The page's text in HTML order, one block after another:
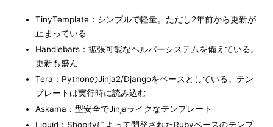
TinyTemplate：シンプルで軽量。ただし2年前から更新が
止まっている
Handlebars：拡張可能なヘルパーシステムを備えている。
更新も盛ん
Tera：PythonのJinja2/Djangoをベースとしている。テン
プレートは実行時に読み込む
Askama：型安全でJinjaライクなテンプレート
Liquid：Shopifyによって開発されたRubyベースのテンプ